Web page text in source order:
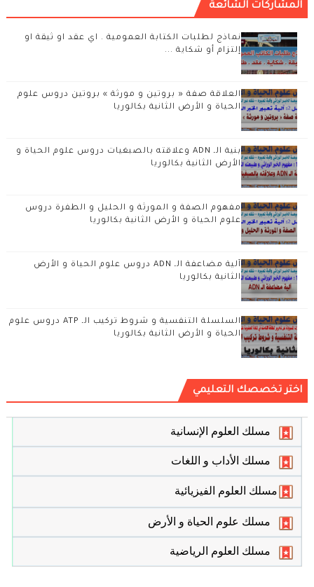
المشاركات الشائعة
نماذج لطلبات الكتابة العمومية . اي عقد او ثيقة او
إلتزام أو شكاية ...
العلاقة صفة « بروتين و مورثة » بروتين دروس علوم
الحياة و الأرض الثانية بكالوريا
بنية الـ ADN وعلاقته بالصبغيات دروس علوم الحياة و
الأرض الثانية بكالوريا
مفهوم الصفة و المورثة و الحليل و الطفرة دروس
علوم الحياة و الأرض الثانية بكالوريا
آلية مضاعفة الـ ADN دروس علوم الحياة و الأرض
الثانية بكالوريا
السلسلة التنفسية و شروط تركيب الـ ATP دروس علوم
الحياة و الأرض الثانية بكالوريا
اختر تخصصك التعليمي
مسلك العلوم الإنسانية
مسلك الأداب و اللغات
مسلك العلوم الفيزيائية
مسلك علوم الحياة و الأرض
مسلك العلوم الرياضية